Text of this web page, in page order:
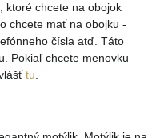
ktoré chcete na obojok
chcete mať na obojku -
čísla atď. Táto
Pokiaľ chcete menovku
tu